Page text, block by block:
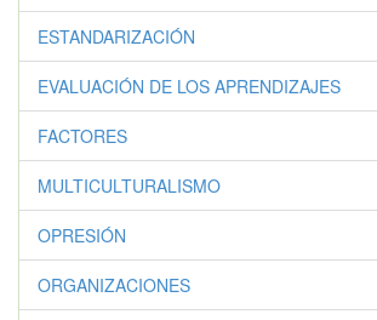
ESTANDARIZACIÓN
EVALUACIÓN DE LOS APRENDIZAJES
FACTORES
MULTICULTURALISMO
OPRESIÓN
ORGANIZACIONES